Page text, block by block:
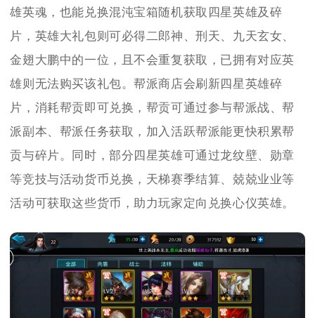
雄英魂，也能兑换混沌宝箱随机获取四星英雄及碎
片，英雄大礼包则可必得二郎神、刑天、九天玄女、
金翅大鹏中的一位，且不会重复获取，已拥有对应英
雄则无法购买该礼包。帮派商店会刷新四星英雄碎
片，消耗帮贡即可兑换，帮贡可通过参与帮派战、帮
派副本、帮派任务获取，加入活跃帮派能更快积累帮
贡与碎片。同时，部分四星英雄可通过龙纹壁、勋章
等竞技与活动货币兑换，天梯赛季结算、兢兢业业等
活动可获取这些货币，助力玩家定向兑换心仪英雄。